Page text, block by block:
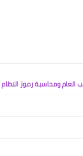
العام ومحاسبة رموز النظام